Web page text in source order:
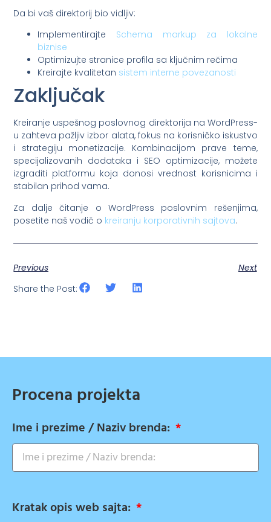
Da bi vaš direktorij bio vidljiv:
Implementirajte Schema markup za lokalne
biznise
Optimizujte stranice profila sa ključnim rečima
Kreirajte kvalitetan sistem interne povezanosti
Zaključak
Kreiranje uspešnog poslovnog direktorija na WordPress-
u zahteva pažljiv izbor alata, fokus na korisničko iskustvo
i strategiju monetizacije. Kombinacijom prave teme,
specijalizovanih dodataka i SEO optimizacije, možete
izgraditi platformu koja donosi vrednost korisnicima i
stabilan prihod vama.
Za dalje čitanje o WordPress poslovnim rešenjima,
posetite naš vodič o kreiranju korporativnih sajtova.
Previous
Next
Share the Post:
Procena projekta
Ime i prezime / Naziv brenda:
Kratak opis web sajta: